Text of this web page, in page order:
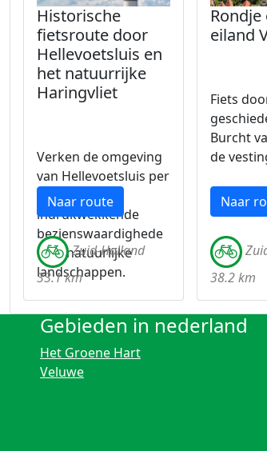
Historische
fietsroute door
Hellevoetsluis en
het natuurrijke
Haringvliet
Verken de omgeving
van Hellevoetsluis per
fiets, langs
indrukwekkende
bezienswaardighede
n en natuurlijke
landschappen.
Naar route
Zuid-Holland
33.1 km
eiland
Fiets
Burcht
de
Naar
38.2 km
Gebieden in nederland
Het Groene Hart
Veluwe